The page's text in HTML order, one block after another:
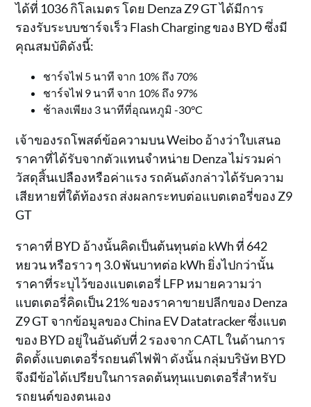
ได้ที่ 1036 กิโลเมตร โดย Denza Z9 GT ได้มีการ
รองรับระบบชาร์จเร็ว Flash Charging ของ BYD ซึ่งมี
คุณสมบัติดังนี้:
ชาร์จไฟ 5 นาที จาก 10% ถึง 70%
ชาร์จไฟ 9 นาที จาก 10% ถึง 97%
ช้าลงเพียง 3 นาทีที่อุณหภูมิ -30°C
เจ้าของรถโพสต์ข้อความบน Weibo อ้างว่าใบเสนอ
ราคาที่ได้รับจากตัวแทนจำหน่าย Denza ไม่รวมค่า
วัสดุสิ้นเปลืองหรือค่าแรง รถคันดังกล่าวได้รับความ
เสียหายที่ใต้ท้องรถ ส่งผลกระทบต่อแบตเตอรี่ของ Z9
GT
ราคาที่ BYD อ้างนั้นคิดเป็นต้นทุนต่อ kWh ที่ 642
หยวน หรือราว ๆ 3.0 พันบาทต่อ kWh ยิ่งไปกว่านั้น
ราคาที่ระบุไว้ของแบตเตอรี่ LFP หมายความว่า
แบตเตอรี่คิดเป็น 21% ของราคาขายปลีกของ Denza
Z9 GT จากข้อมูลของ China EV Datatracker ซึ่งแบต
ของ BYD อยู่ในอันดับที่ 2 รองจาก CATL ในด้านการ
ติดตั้งแบตเตอรี่รถยนต์ไฟฟ้า ดังนั้น กลุ่มบริษัท BYD
จึงมีข้อได้เปรียบในการลดต้นทุนแบตเตอรี่สำหรับ
รถยนต์ของตนเอง